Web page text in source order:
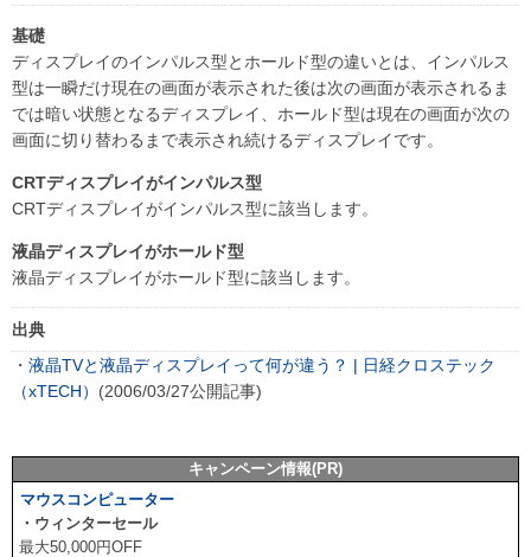
基礎
ディスプレイのインパルス型とホールド型の違いとは、インパルス
型は一瞬だけ現在の画面が表示された後は次の画面が表示されるま
では暗い状態となるディスプレイ、ホールド型は現在の画面が次の
画面に切り替わるまで表示され続けるディスプレイです。
CRTディスプレイがインパルス型
CRTディスプレイがインパルス型に該当します。
液晶ディスプレイがホールド型
液晶ディスプレイがホールド型に該当します。
出典
・ 液晶TVと液晶ディスプレイって何が違う？ | 日経クロステック
（xTECH） (2006/03/27公開記事)
キャンペーン情報(PR)
マウスコンピューター
・ウィンターセール
最大50,000円OFF